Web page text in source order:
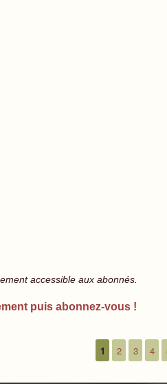
accessible aux abonnés.
puis abonnez-vous !
1 2 3 4